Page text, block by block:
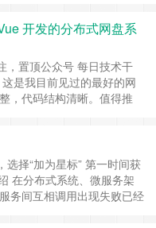
市场的认可，在我们的业
开发的分布式网盘系
，置顶公众号 每日技术干
是我目前见过的最好的网
，代码结构清晰。值得推
方案，能够以完善的目录结
管理 。 ……继续阅读 »
选择“加为星标” 第一时间获
在分布式系统、微服务架
务间互相调用出现失败已经